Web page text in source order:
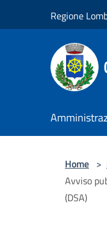
Regione
Home >
Avviso
(DSA)